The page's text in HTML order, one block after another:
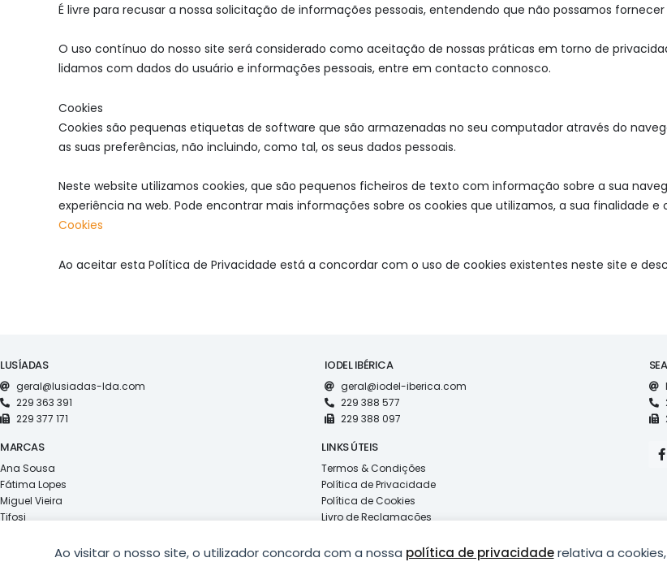
Ao visitar o nosso site, o utilizador concorda com a nossa política de privacidaderelativa a
É livre para recusar a nossa solicitação de informações pessoais, entendendo que não possamos
O uso contínuo do nosso site será considerado como aceitação de nossas práticas em torno de
lidamos com dados do usuário e informações pessoais, entre em contacto connosco.
Cookies
Cookies são pequenas etiquetas de software que são armazenadas no seu computador através do
as suas preferências, não incluindo, como tal, os seus dados pessoais.
Neste website utilizamos cookies, que são pequenos ficheiros de texto com informação sobre a sua
experiência na web. Pode encontrar mais informações sobre os cookies que utilizamos, a sua finalidade
Cookies
Ao aceitar esta Política de Privacidade está a concordar com o uso de cookies existentes neste site e
LUSÍADAS
geral@lusiadas-lda.com
229 363 391
229 377 171
IODEL IBÉRICA
geral@iodel-iberica.com
229 388 577
229 388 097
MARCAS
Ana Sousa
Fátima Lopes
Miguel Vieira
Tifosi
LINKS ÚTEIS
Termos & Condições
Política de Privacidade
Política de Cookies
Livro de Reclamações
F
a
f